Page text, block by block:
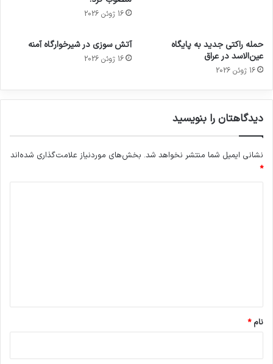
16 ژوئن 2026
حمله راکتی جدید به پایگاه
عین‌الاسد در عراق
16 ژوئن 2026
آتش سوزی در شیرخوارگاه آمنه
16 ژوئن 2026
دیدگاهتان را بنویسید
نشانی ایمیل شما منتشر نخواهد شد. بخش‌های موردنیاز علامت‌گذاری شده‌اند
*
نام*